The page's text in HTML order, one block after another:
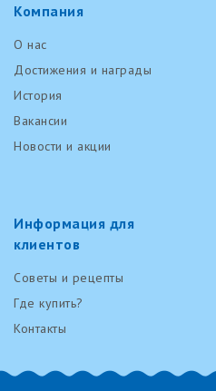
Компания
О нас
Достижения и награды
История
Вакансии
Новости и акции
Информация для
клиентов
Советы и рецепты
Где купить?
Контакты